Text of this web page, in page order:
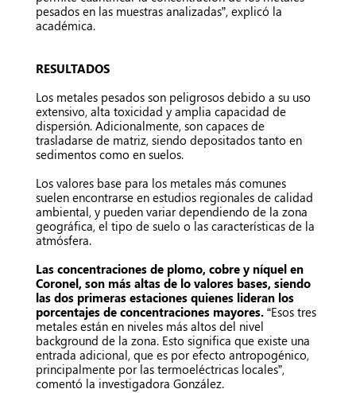
pesados en las muestras analizadas”, explicó la
académica.
RESULTADOS
Los metales pesados son peligrosos debido a su uso
extensivo, alta toxicidad y amplia capacidad de
dispersión. Adicionalmente, son capaces de
trasladarse de matriz, siendo depositados tanto en
sedimentos como en suelos.
Los valores base para los metales más comunes
suelen encontrarse en estudios regionales de calidad
ambiental, y pueden variar dependiendo de la zona
geográfica, el tipo de suelo o las características de la
atmósfera.
Las concentraciones de plomo, cobre y níquel en
Coronel, son más altas de lo valores bases, siendo
las dos primeras estaciones quienes lideran los
porcentajes de concentraciones mayores. “Esos tres
metales están en niveles más altos del nivel
background de la zona. Esto significa que existe una
entrada adicional, que es por efecto antropogénico,
principalmente por las termoeléctricas locales”,
comentó la investigadora González.